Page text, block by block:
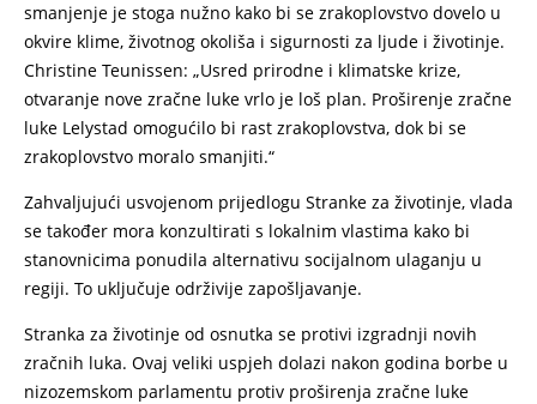
smanjenje je stoga nužno kako bi se zrakoplovstvo dovelo u
okvire klime, životnog okoliša i sigurnosti za ljude i životinje.
Christine Teunissen: „Usred prirodne i klimatske krize,
otvaranje nove zračne luke vrlo je loš plan. Proširenje zračne
luke Lelystad omogućilo bi rast zrakoplovstva, dok bi se
zrakoplovstvo moralo smanjiti.“
Zahvaljujući usvojenom prijedlogu Stranke za životinje, vlada
se također mora konzultirati s lokalnim vlastima kako bi
stanovnicima ponudila alternativu socijalnom ulaganju u
regiji. To uključuje održivije zapošljavanje.
Stranka za životinje od osnutka se protivi izgradnji novih
zračnih luka. Ovaj veliki uspjeh dolazi nakon godina borbe u
nizozemskom parlamentu protiv proširenja zračne luke